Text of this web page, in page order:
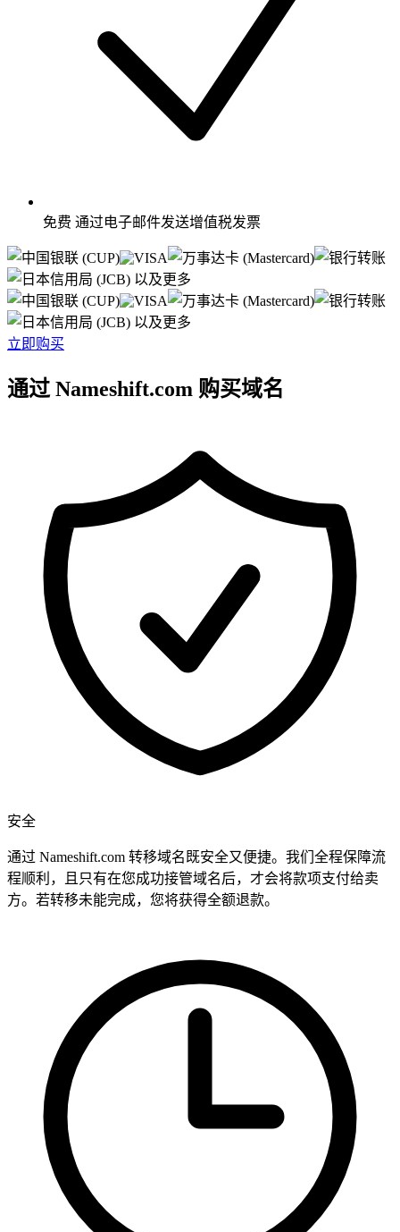
免费 通过电子邮件发送增值税发票
以及更多
以及更多
立即购买
通过 Nameshift.com 购买域名
安全
通过 Nameshift.com 转移域名既安全又便捷。我们全程保障流
程顺利，且只有在您成功接管域名后，才会将款项支付给卖
方。若转移未能完成，您将获得全额退款。